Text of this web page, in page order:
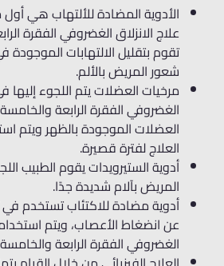
الأدوية المضادة للألتهاب هي أول
علاج الانزلاق الغضروفي الفقرة
تقوم بتقليل الالتهابات
شعور المريضبالألم.
مرخيات العضلات يتم اللجوء إليها
الغضروفي الفقرة الرابعة
العضلات الموجودةبالظهر ويتم
العلاج لفترة قصيرة.
أدوية الستيرويدات يقوم الطبيب
المريضبآلامشديدة جدًا.
أدوية مضادة للاكتئاب تستخدم
عن انضغاط الأعصاب، ويتم
الغضروفي الفقرة الرابعة